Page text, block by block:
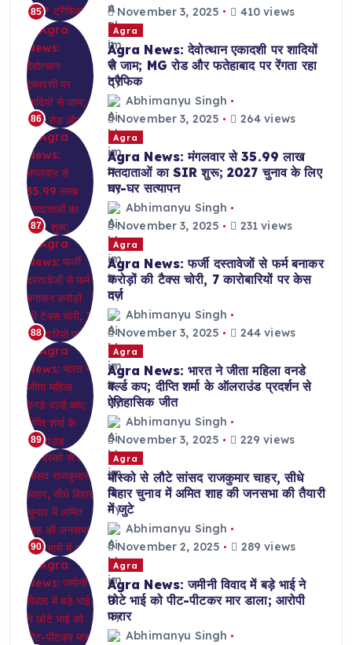
85
November 3, 2025
410 views
86
Agra
Agra News: देवोत्थान एकादशी पर शादियों
से जाम; MG रोड और फतेहाबाद पर रेंगता रहा
ट्रैफिक
Abhimanyu Singh
November 3, 2025
264 views
87
Agra
Agra News: मंगलवार से 35.99 लाख
मतदाताओं का SIR शुरू; 2027 चुनाव के लिए
घर-घर सत्यापन
Abhimanyu Singh
November 3, 2025
231 views
88
Agra
Agra News: फर्जी दस्तावेजों से फर्म बनाकर
करोड़ों की टैक्स चोरी, 7 कारोबारियों पर केस
दर्ज
Abhimanyu Singh
November 3, 2025
244 views
89
Agra
Agra News: भारत ने जीता महिला वनडे
वर्ल्ड कप; दीप्ति शर्मा के ऑलराउंड प्रदर्शन से
ऐतिहासिक जीत
Abhimanyu Singh
November 3, 2025
229 views
90
Agra
मॉस्को से लौटे सांसद राजकुमार चाहर, सीधे
बिहार चुनाव में अमित शाह की जनसभा की तैयारी
में जुटे
Abhimanyu Singh
November 2, 2025
289 views
Agra
Agra News: जमीनी विवाद में बड़े भाई ने
छोटे भाई को पीट-पीटकर मार डाला; आरोपी
फरार
Abhimanyu Singh